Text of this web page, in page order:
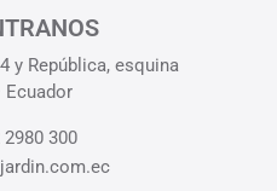
y República, esquina
300